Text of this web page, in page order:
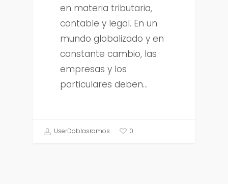
en materia tributaria,
contable y legal. En un
mundo globalizado y en
constante cambio, las
empresas y los
particulares deben…
UserDoblasramos 0